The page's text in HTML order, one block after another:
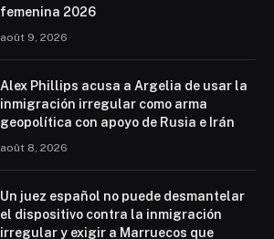
femenina 2026
août 9, 2026
Alex Phillips acusa a Argelia de usar la
inmigración irregular como arma
geopolítica con apoyo de Rusia e Irán
août 8, 2026
Un juez español no puede desmantelar
el dispositivo contra la inmigración
irregular y exigir a Marruecos que